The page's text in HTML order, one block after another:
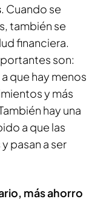
. Cuando se
también se
financiera.
son:
que hay menos
y más
hay una
a que las
pasan a ser
más ahorro